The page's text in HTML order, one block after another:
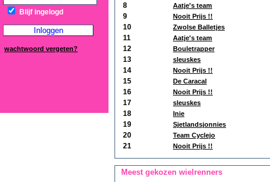
Blijf ingelogd
wachtwoord vergeten?
8 Aatje's team
9 Nooit Prijs !!
10 Zwolse Balletjes
11 Aatje's team
12 Bouletrapper
13 sleuskes
14 Nooit Prijs !!
15 De Caracal
16 Nooit Prijs !!
17 sleuskes
18 Inie
19 Sjetlandsjonnies
20 Team Cyclejo
21 Nooit Prijs !!
Meest gekozen wielrenners